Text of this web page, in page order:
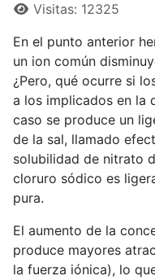
Visitas: 12325
En el punto anterior
un ion común
¿Pero, qué ocurre si
a los implicados en la
caso se produce un
de la sal, llamado
solubilidad de nitrato
cloruro sódico es
pura.
El aumento de la
produce mayores
la fuerza iónica), lo